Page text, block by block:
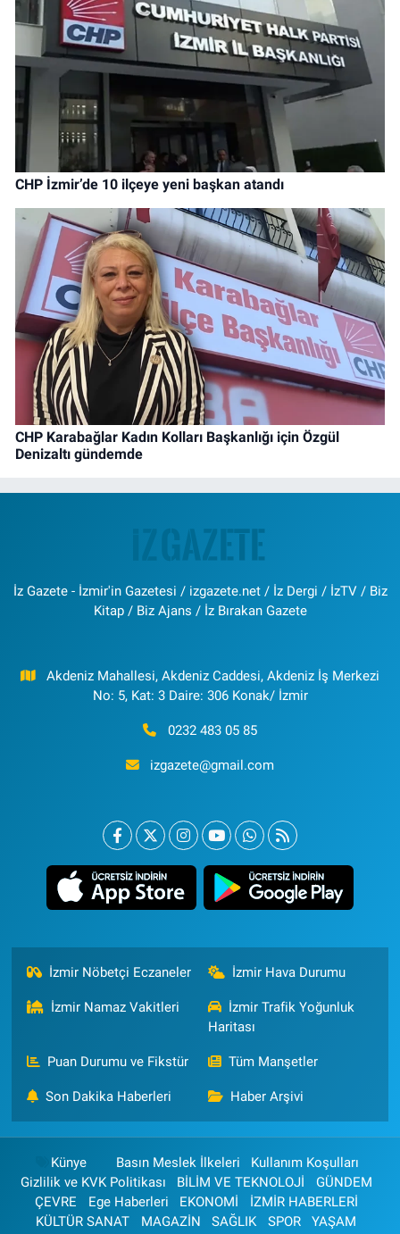
CHP İzmir’de 10 ilçeye yeni başkan atandı
CHP Karabağlar Kadın Kolları Başkanlığı için Özgül
Denizaltı gündemde
İz Gazete - İzmir'in Gazetesi / izgazete.net / İz Dergi / İzTV / Biz
Kitap / Biz Ajans / İz Bırakan Gazete
Akdeniz Mahallesi, Akdeniz Caddesi, Akdeniz İş Merkezi
No: 5, Kat: 3 Daire: 306 Konak/ İzmir
0232 483 05 85
izgazete@gmail.com
İzmir Nöbetçi Eczaneler İzmir Hava Durumu
İzmir Namaz Vakitleri
İzmir Trafik Yoğunluk
Haritası
Puan Durumu ve Fikstür Tüm Manşetler
Son Dakika Haberleri Haber Arşivi
Künye Basın Meslek İlkeleri
Kullanım Koşulları
Gizlilik ve KVK Politikası
BİLİM VE TEKNOLOJİ
GÜNDEM
ÇEVRE
Ege Haberleri EKONOMİ
İZMİR HABERLERİ
KÜLTÜR SANAT
MAGAZİN SAĞLIK SPOR
YAŞAM